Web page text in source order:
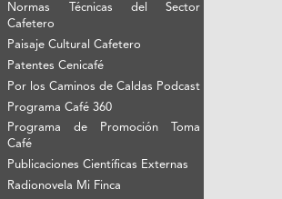
Normas Técnicas del Sector
Cafetero
Paisaje Cultural Cafetero
Patentes Cenicafé
Por los Caminos de Caldas Podcast
Programa Café 360
Programa de Promoción Toma
Café
Publicaciones Científicas Externas
Radionovela Mi Finca